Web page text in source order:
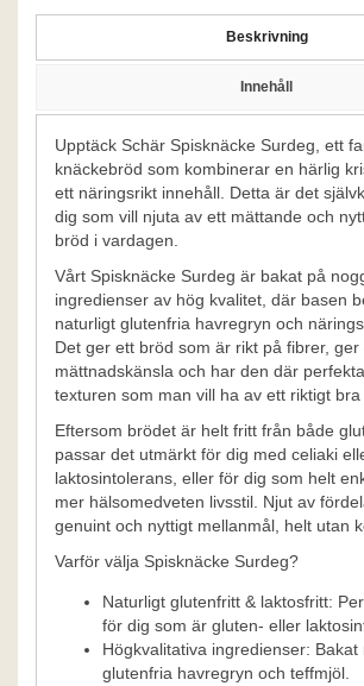
Beskrivning
Innehåll
Upptäck Schär Spisknäcke Surdeg, ett
knäckebröd som kombinerar en härlig
ett näringsrikt innehåll. Detta är det
dig som vill njuta av ett mättande och
bröd i vardagen.
Vårt Spisknäcke Surdeg är bakat på
ingredienser av hög kvalitet, där basen
naturligt glutenfria havregryn och
Det ger ett bröd som är rikt på fibrer, ger
mättnadskänsla och har den där
texturen som man vill ha av ett riktigt bra
Eftersom brödet är helt fritt från både
passar det utmärkt för dig med celiaki
laktosintolerans, eller för dig som helt
mer hälsomedveten livsstil. Njut av
genuint och nyttigt mellanmål, helt utan
Varför välja Spisknäcke Surdeg?
Naturligt glutenfritt & laktosfritt:
för dig som är gluten- eller
Högkvalitativa ingredienser:
glutenfria havregryn och teffmjöl.